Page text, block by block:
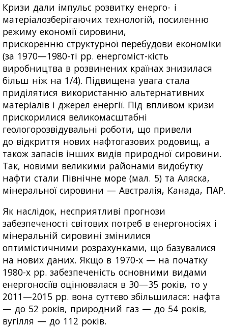
Кризи дали імпульс розвитку енерго- і
матеріалозберігаючих технологій, посиленню
режиму економії сировини,
прискоренню структурної перебудови економіки
(за 1970—1980-ті рр. енергоміст-кість
виробництва в розвинених країнах знизилася
більш ніж на 1/4). Підвищена увага стала
приділятися використанню альтернативних
матеріалів і джерел енергії. Під впливом кризи
прискорилися великомасштабні
геологорозвідувальні роботи, що привели
до відкриття нових нафтогазових родовищ, а
також запасів інших видів природної сировини.
Так, новими великими районами видобутку
нафти стали Північне море (мал. 5) та Аляска,
мінеральної сировини — Австралія, Канада, ПАР.
Як наслідок, несприятливі прогнози
забезпеченості світових потреб в енергоносіях і
мінеральній сировині змінилися
оптимістичними розрахунками, що базувалися
на нових даних. Якщо в 1970-х — на початку
1980-х рр. забезпеченість основними видами
енергоносіїв оцінювалася в 30—35 років, то у
2011—2015 рр. вона суттєво збільшилася: нафта
— до 52 років, природний газ — до 54 років,
вугілля — до 112 років.